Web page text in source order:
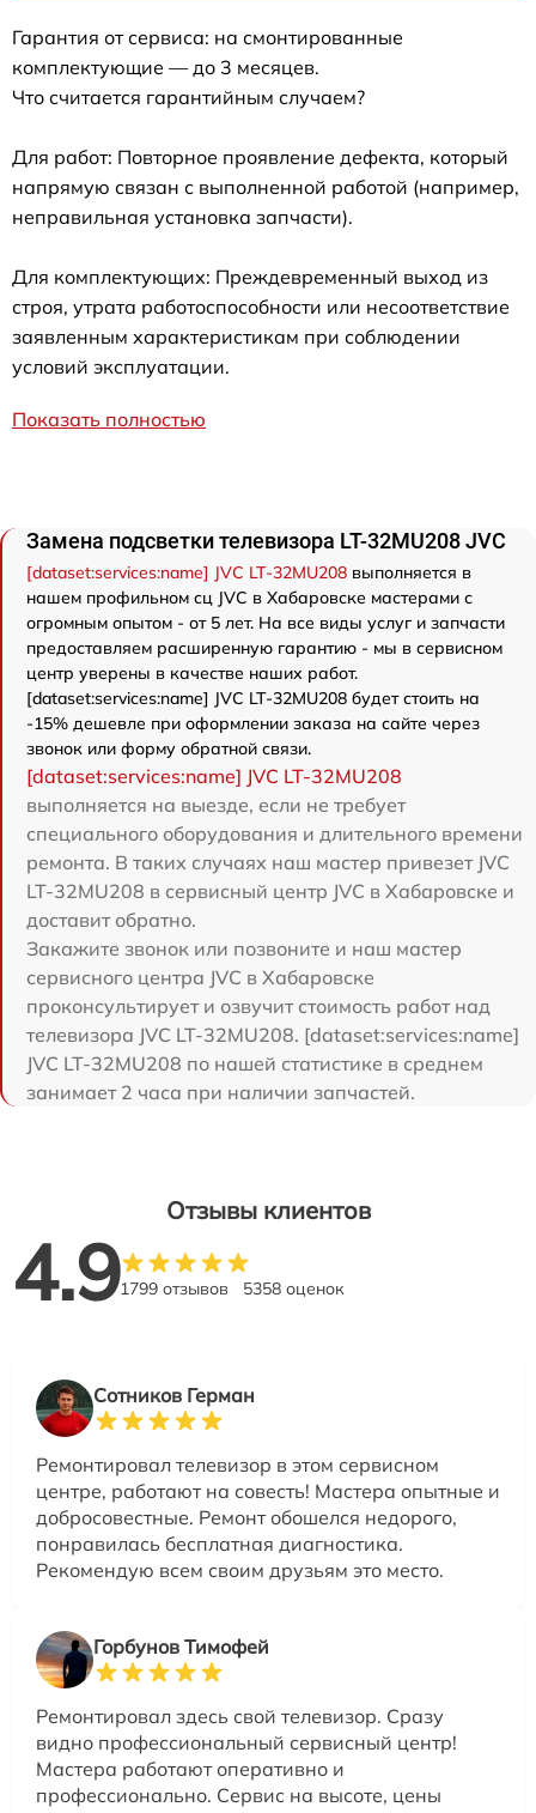
Гарантия от сервиса: на смонтированные
комплектующие — до 3 месяцев.
Что считается гарантийным случаем?
Для работ: Повторное проявление дефекта, который
напрямую связан с выполненной работой (например,
неправильная установка запчасти).
Для комплектующих: Преждевременный выход из
строя, утрата работоспособности или несоответствие
заявленным характеристикам при соблюдении
условий эксплуатации.
Показать полностью
Замена подсветки телевизора LT-32MU208 JVC
[dataset:services:name] JVC LT-32MU208 выполняется в
нашем профильном сц JVC в Хабаровске мастерами с
огромным опытом - от 5 лет. На все виды услуг и запчасти
предоставляем расширенную гарантию - мы в сервисном
центр уверены в качестве наших работ.
[dataset:services:name] JVC LT-32MU208 будет стоить на
-15% дешевле при оформлении заказа на сайте через
звонок или форму обратной связи.
[dataset:services:name] JVC LT-32MU208
выполняется на выезде, если не требует
специального оборудования и длительного времени
ремонта. В таких случаях наш мастер привезет JVC
LT-32MU208 в сервисный центр JVC в Хабаровске и
доставит обратно.
Закажите звонок или позвоните и наш мастер
сервисного центра JVC в Хабаровске
проконсультирует и озвучит стоимость работ над
телевизора JVC LT-32MU208. [dataset:services:name]
JVC LT-32MU208 по нашей статистике в среднем
занимает 2 часа при наличии запчастей.
Отзывы клиентов
4.91799 отзывов 5358 оценок
Сотников Герман
Ремонтировал телевизор в этом сервисном
центре, работают на совесть! Мастера опытные и
добросовестные. Ремонт обошелся недорого,
понравилась бесплатная диагностика.
Рекомендую всем своим друзьям это место.
Горбунов Тимофей
Ремонтировал здесь свой телевизор. Сразу
видно профессиональный сервисный центр!
Мастера работают оперативно и
профессионально. Сервис на высоте, цены